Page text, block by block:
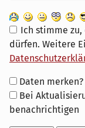
Ich stimme
dürfen. Weitere
Formular-
Optionen
Daten merken?
Bei
benachrichtigen